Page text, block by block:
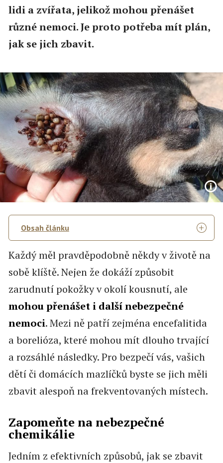
lidi a zvířata, jelikož mohou přenášet
různé nemoci. Je proto potřeba mít plán,
jak se jich zbavit.
Obsah článku
Každý měl pravděpodobně někdy v životě na
sobě klíště. Nejen že dokáží způsobit
zarudnutí pokožky v okolí kousnutí, ale
mohou přenášet i další nebezpečné
nemoci. Mezi ně patří zejména encefalitida
a borelióza, které mohou mít dlouho trvající
a rozsáhlé následky. Pro bezpečí vás, vašich
dětí či domácích mazlíčků byste se jich měli
zbavit alespoň na frekventovaných místech.
Zapomeňte na nebezpečné
chemikálie
Jedním z efektivních způsobů, jak se zbavit